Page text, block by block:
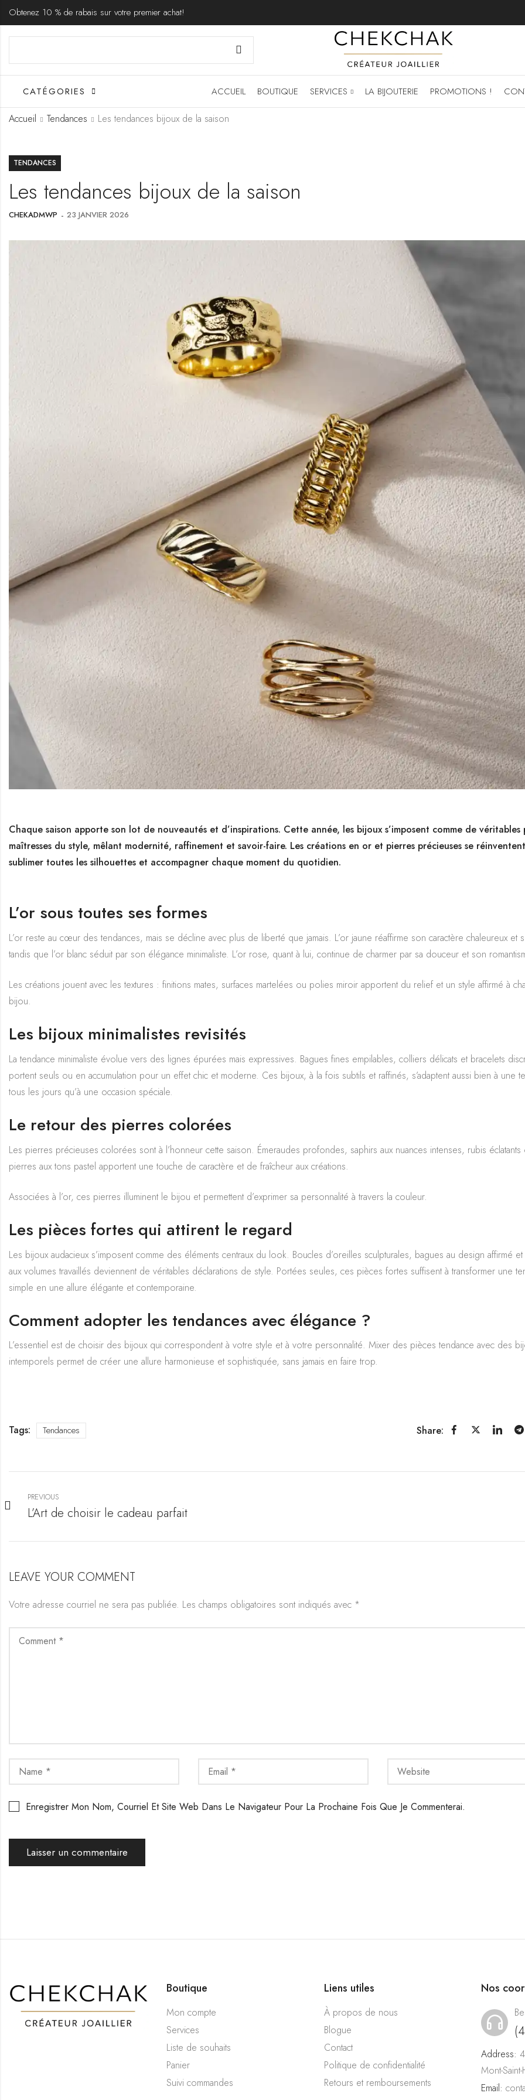
Obtenez 10 % de rabais sur votre premier achat!
CATÉGORIES ACCUEIL BOUTIQUE SERVICES LA BIJOUTERIE PROMOTIONS !
Accueil Tendances Les tendances bijoux de la saison
TENDANCES
Les tendances bijoux de la saison
CHEKADMWP 23 JANVIER 2026
Chaque saison apporte son lot de nouveautés et d’inspirations. Cette année, les bijoux s’imposent comme de véritables
maîtresses du style, mêlant modernité, raffinement et savoir-faire. Les créations en or et pierres précieuses se
sublimer toutes les silhouettes et accompagner chaque moment du quotidien.
L’or sous toutes ses formes
L’or reste au cœur des tendances, mais se décline avec plus de liberté que jamais. L’or jaune réaffirme son caractère chaleureux et
tandis que l’or blanc séduit par son élégance minimaliste. L’or rose, quant à lui, continue de charmer par sa douceur et son
Les créations jouent avec les textures : finitions mates, surfaces martelées ou polies miroir apportent du relief et un style affirmé à
bijou.
Les bijoux minimalistes revisités
La tendance minimaliste évolue vers des lignes épurées mais expressives. Bagues fines empilables, colliers délicats et bracelets
portent seuls ou en accumulation pour un effet chic et moderne. Ces bijoux, à la fois subtils et raffinés, s’adaptent aussi bien à une
tous les jours qu’à une occasion spéciale.
Le retour des pierres colorées
Les pierres précieuses colorées sont à l’honneur cette saison. Émeraudes profondes, saphirs aux nuances intenses, rubis éclatants
pierres aux tons pastel apportent une touche de caractère et de fraîcheur aux créations.
Associées à l’or, ces pierres illuminent le bijou et permettent d’exprimer sa personnalité à travers la couleur.
Les pièces fortes qui attirent le regard
Les bijoux audacieux s’imposent comme des éléments centraux du look. Boucles d’oreilles sculpturales, bagues au design affirmé
aux volumes travaillés deviennent de véritables déclarations de style. Portées seules, ces pièces fortes suffisent à transformer une
simple en une allure élégante et contemporaine.
Comment adopter les tendances avec élégance ?
L’essentiel est de choisir des bijoux qui correspondent à votre style et à votre personnalité. Mixer des pièces tendance avec des
intemporels permet de créer une allure harmonieuse et sophistiquée, sans jamais en faire trop.
Tags: Tendances Share:
PREVIOUS
L’Art de choisir le cadeau parfait
LEAVE YOUR COMMENT
Votre adresse courriel ne sera pas publiée. Les champs obligatoires sont indiqués avec *
Enregistrer Mon Nom, Courriel Et Site Web Dans Le Navigateur Pour La Prochaine Fois Que Je Commenterai.
Boutique
Mon compte
Services
Liste de souhaits
Panier
Suivi commandes
Liens utiles
À propos de nous
Blogue
Contact
Politique de confidentialité
Retours et remboursements
Nos
Address:
Mont-
Email: